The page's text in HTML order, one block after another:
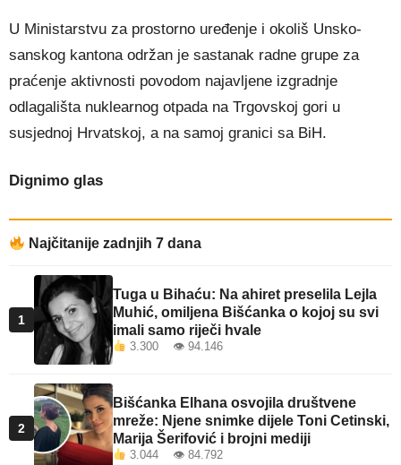
U Ministarstvu za prostorno uređenje i okoliš Unsko-
sanskog kantona održan je sastanak radne grupe za
praćenje aktivnosti povodom najavljene izgradnje
odlagališta nuklearnog otpada na Trgovskoj gori u
susjednoj Hrvatskoj, a na samoj granici sa BiH.
Dignimo glas
Najčitanije zadnjih 7 dana
1
Tuga u Bihaću: Na ahiret preselila Lejla
Muhić, omiljena Bišćanka o kojoj su svi
imali samo riječi hvale
3.300 👁 94.146
2
Bišćanka Elhana osvojila društvene
mreže: Njene snimke dijele Toni Cetinski,
Marija Šerifović i brojni mediji
3.044 👁 84.792